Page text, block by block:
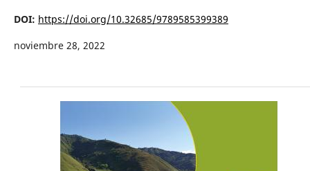
DOI: https://doi.org/10.32685/9789585399389
noviembre 28, 2022